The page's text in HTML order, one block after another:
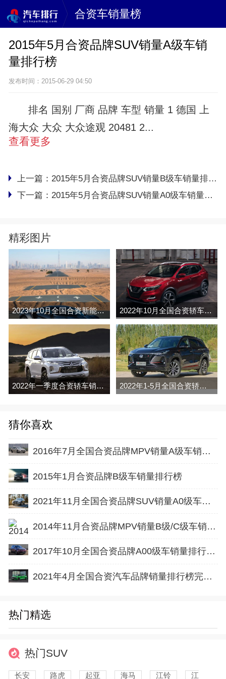
合资车销量榜
2015年5月合资品牌SUV销量A级车销
量排行榜
发布时间：2015-06-29 04:50
排名 国别 厂商 品牌 车型 销量 1 德国 上
海大众 大众 大众途观 20481 2...
查看更多
上一篇： 2015年5月合资品牌SUV销量B级车销量排行榜
下一篇： 2015年5月合资品牌SUV销量A0级车销量排行榜
精彩图片
2023年10月全国合资新能源汽车销量排行榜完整版(出口量 2022年10月全国合资轿车销量排行榜完整版（零售
2022年一季度合资轿车销量榜 2022年1-5月全国合资轿车销量排行榜完整版
猜你喜欢
2016年7月全国合资品牌MPV销量A级车销量排行榜完整版
2015年1月合资品牌B级车销量排行榜
2021年11月全国合资品牌SUV销量A0级车排行榜完整版
2014年11月合资品牌MPV销量B级/C级车销量排行榜
2017年10月全国合资品牌A00级车销量排行榜完整版
2021年4月全国合资汽车品牌销量排行榜完整版
热门精选
热门SUV
长安 路虎 起亚 海马 江铃 江